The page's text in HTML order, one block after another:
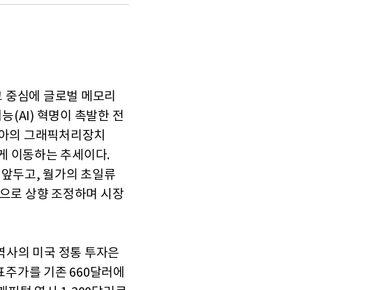
심에 글로벌 메모리
(AI) 혁명이 촉발한 전
의 그래픽처리장치
이동하는 추세이다.
두고, 월가의 초일류
로 상향 조정하며 시장
사의 미국 정통 투자은
가를 기존 660달러에